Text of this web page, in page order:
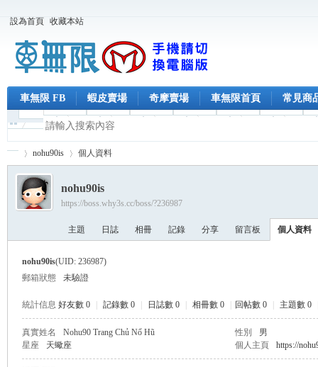
設為首頁 收藏本站
車無限 FB 蝦皮賣場 奇摩賣場 車無限首頁 常見商
›
nohu90is 個人資料
nohu90is
https://boss.why3s.cc/boss/?236987
主題 日誌 相冊 記錄 分享 留言板 個人資料
nohu90is(UID: 236987)
郵箱狀態
未驗證
統計信息 好友數 0 記錄數 0 日誌數 0 相冊數 0 回帖數 0 主題數 0
真實姓名 Nohu90 Trang Chủ Nổ Hũ 性別
男
星座
天蠍座 個人主頁 https://